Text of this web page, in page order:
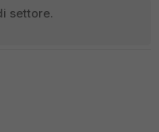
settore.